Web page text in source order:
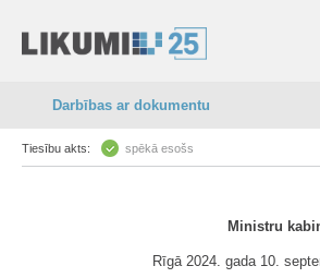
Darbības ar dokumentu
Tiesību akts: spēkā esošs
Ministru
Rīgā 2024. gada 10.